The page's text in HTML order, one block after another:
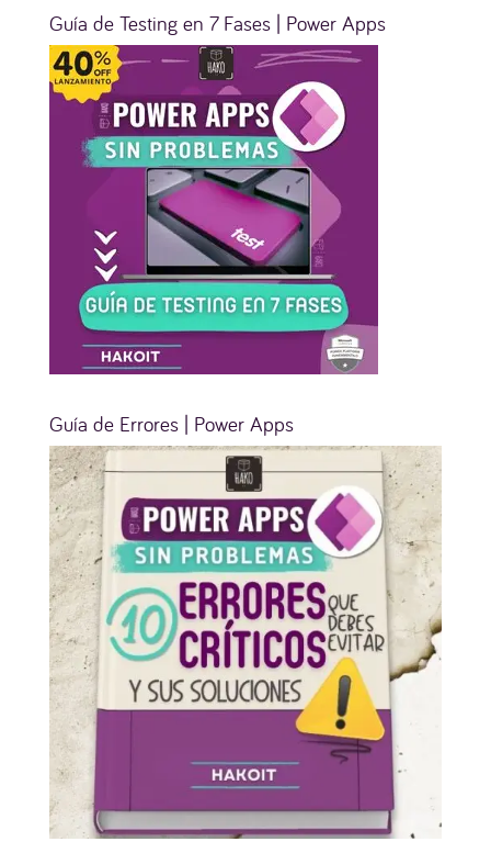
Guía de Testing en 7 Fases | Power Apps
Guía de Errores | Power Apps